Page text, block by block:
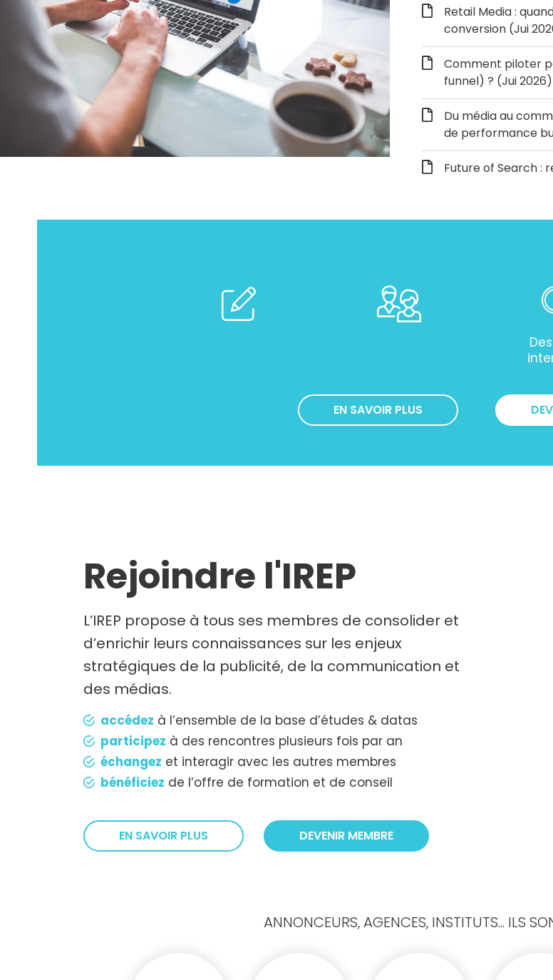
Retail Media :
conversion (Jui
Comment piloter
funnel) ? (Jui 2026)
Du média au
de performance
Future of Search :
EN SAVOIR PLUS
Rejoindre l'IREP
L’IREP propose à tous ses membres de consolider et
d’enrichir leurs connaissances sur les enjeux
stratégiques de la publicité, de la communication et
des médias.
accédez à l’ensemble de la base d’études & datas
participez à des rencontres plusieurs fois par an
échangez et interagir avec les autres membres
bénéficiez de l’offre de formation et de conseil
EN SAVOIR PLUS DEVENIR MEMBRE
ANNONCEURS, AGENCES, INSTITUTS... ILS